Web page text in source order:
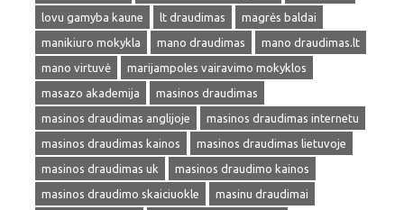
lovu gamyba kaune
lt draudimas
magrės baldai
manikiuro mokykla
mano draudimas
mano draudimas.lt
mano virtuvė
marijampoles vairavimo mokyklos
masazo akademija
masinos draudimas
masinos draudimas anglijoje
masinos draudimas internetu
masinos draudimas kainos
masinos draudimas lietuvoje
masinos draudimas uk
masinos draudimo kainos
masinos draudimo skaiciuokle
masinu draudimai